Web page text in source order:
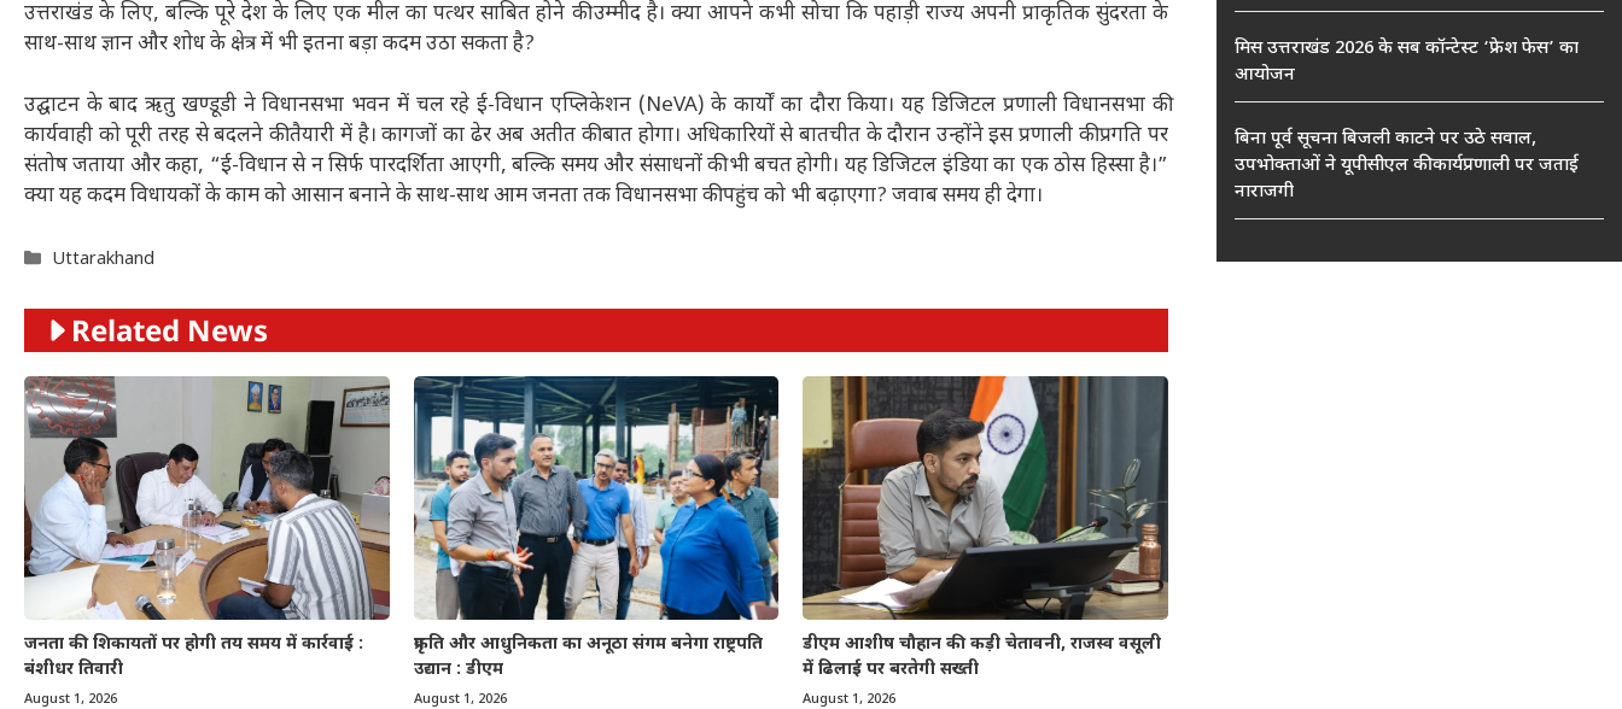
उत्तराखंड के लिए, बल्कि पूरे देश के लिए एक मील का पत्थर साबित होने की उम्मीद है। क्या आपने कभी सोचा कि पहाड़ी राज्य अपनी प्राकृतिक सुंदरता के
साथ-साथ ज्ञान और शोध के क्षेत्र में भी इतना बड़ा कदम उठा सकता है?
उद्घाटन के बाद ऋतु खण्डूडी ने विधानसभा भवन में चल रहे ई-विधान एप्लिकेशन (NeVA) के कार्यों का दौरा किया। यह डिजिटल प्रणाली विधानसभा की
कार्यवाही को पूरी तरह से बदलने की तैयारी में है। कागजों का ढेर अब अतीत की बात होगा। अधिकारियों से बातचीत के दौरान उन्होंने इस प्रणाली की प्रगति पर
संतोष जताया और कहा, “ई-विधान से न सिर्फ पारदर्शिता आएगी, बल्कि समय और संसाधनों की भी बचत होगी। यह डिजिटल इंडिया का एक ठोस हिस्सा है।”
क्या यह कदम विधायकों के काम को आसान बनाने के साथ-साथ आम जनता तक विधानसभा की पहुंच को भी बढ़ाएगा? जवाब समय ही देगा।
Categories
Uttarakhand
Related News
जनता की शिकायतों पर होगी तय समय में कार्रवाई :
बंशीधर तिवारी
August 1, 2026
प्रकृति और आधुनिकता का अनूठा संगम बनेगा राष्ट्रपति
उद्यान : डीएम
August 1, 2026
डीएम आशीष चौहान की कड़ी चेतावनी, राजस्व वसूली
में ढिलाई पर बरतेगी सख्ती
August 1, 2026
मिस उत्तराखंड 2026 के सब कॉन्टेस्ट ‘फ्रेश फेस’ का
आयोजन
बिना पूर्व सूचना बिजली काटने पर उठे सवाल,
उपभोक्ताओं ने यूपीसीएल की कार्यप्रणाली पर जताई
नाराजगी